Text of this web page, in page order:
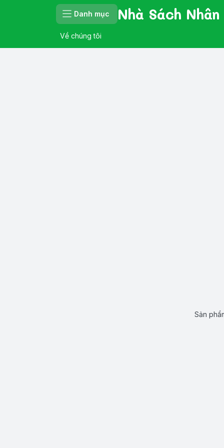
Danh mục Nhà Sách Nhân
Về chúng tôi
Sản